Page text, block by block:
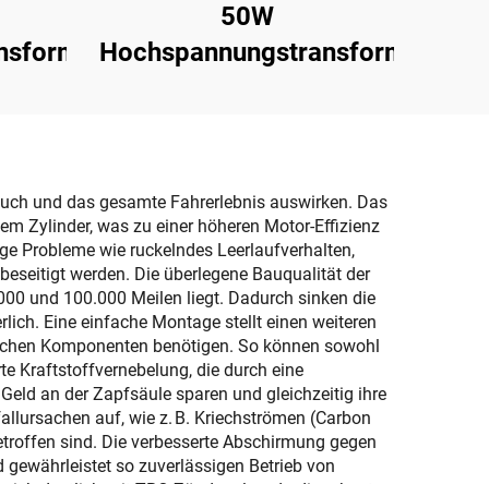
50W
Hochspannungstransformator
und das gesamte Fahrerlebnis auswirken. Das
Zylinder, was zu einer höheren Motor-Effizienz
Probleme wie ruckelndes Leerlaufverhalten,
werden. Die überlegene Bauqualität der
und 100.000 Meilen liegt. Dadurch sinken die
Eine einfache Montage stellt einen weiteren
Komponenten benötigen. So können sowohl
Kraftstoffvernebelung, die durch eine
an der Zapfsäule sparen und gleichzeitig ihre
auf, wie z. B. Kriechströmen (Carbon
sind. Die verbesserte Abschirmung gegen
so zuverlässigen Betrieb von